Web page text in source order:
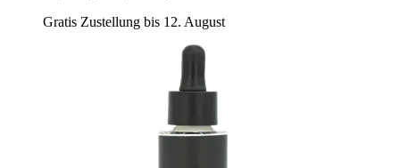
Gratis Zustellung bis 12. August